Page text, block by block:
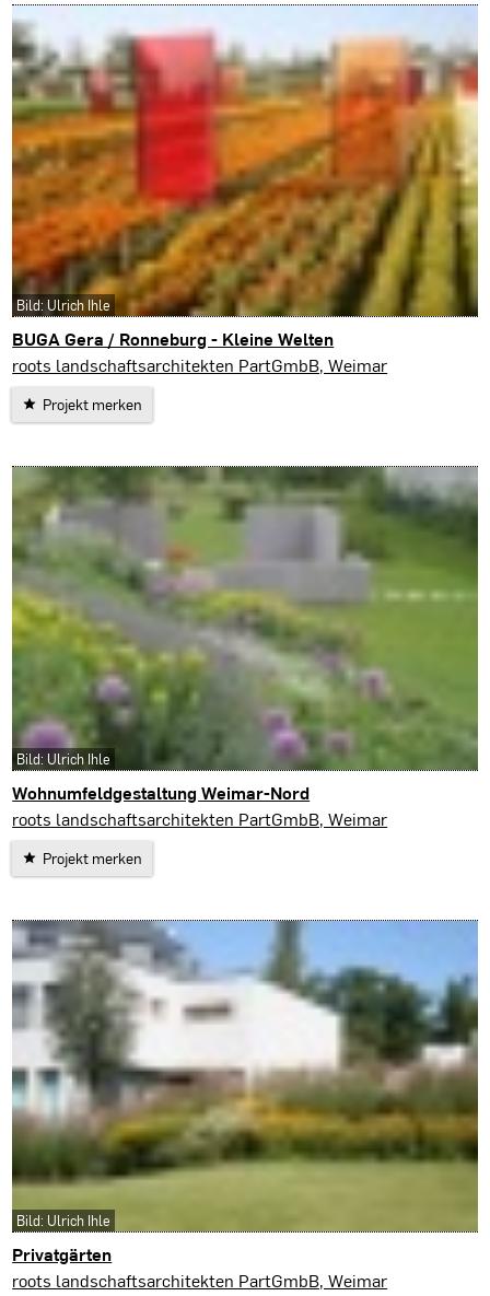
BUGA Gera / Ronneburg - Kleine Welten
roots landschaftsarchitekten PartGmbB, Weimar
Projekt merken
Bild: Ulrich Ihle
Wohnumfeldgestaltung Weimar-Nord
roots landschaftsarchitekten PartGmbB, Weimar
Projekt merken
Bild: Ulrich Ihle
Privatgärten
roots landschaftsarchitekten PartGmbB, Weimar
Bild: Ulrich Ihle